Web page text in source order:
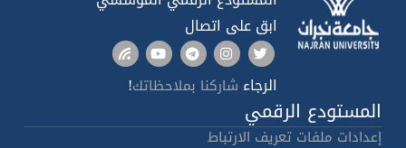
ابق على اتصال
الرجاء شاركنا بملاحظاتك!
المستودع الرقمي
إعدادات ملفات تعريف الارتباط